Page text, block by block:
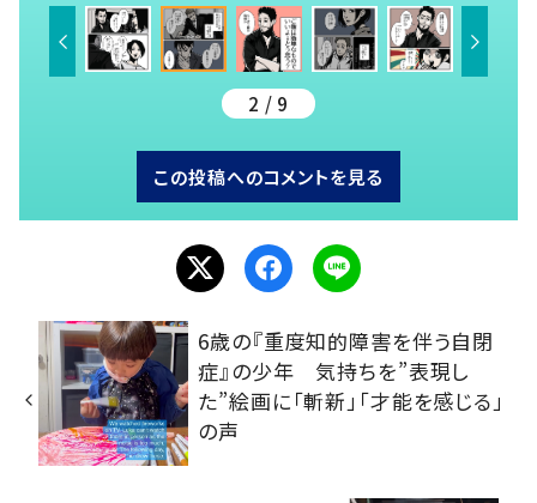
2 / 9
この投稿へのコメントを見る
6歳の『重度知的障害を伴う自閉
症』の少年 気持ちを”表現し
た”絵画に「斬新」「才能を感じる」
の声